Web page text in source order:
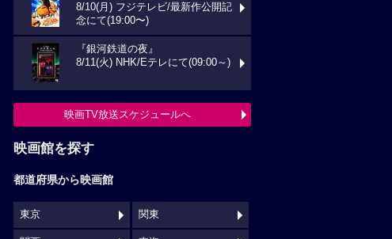
8/10(月) フジテレビ/最新作公開記
念にて(19:00〜)
『銀河鉄道の夜』
8/11(火) NHK/Eテレにて(09:00～)
映画TV放送スケジュールへ
映画館を探す
都道府県から映画館
東京 関東